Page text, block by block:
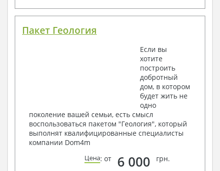
Пакет Геология
Если вы
хотите
построить
добротный
дом, в котором
будет жить не
одно
поколение вашей семьи, есть смысл
воспользоваться пакетом "Геология", который
выполнят квалифицированные специалисты
компании Dom4m
Цена: от 6 000 грн.